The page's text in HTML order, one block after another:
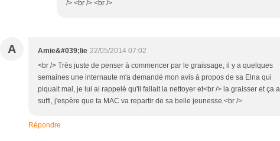
/> <br /> <br />
A Amie&#039;lie 22/05/2014 07:02
<br /> Très juste de penser à commencer par le graissage, il y a quelques
semaines une internaute m'a demandé mon avis à propos de sa Elna qui
piquait mal, je lui ai rappelé qu'il fallait la nettoyer et<br /> la graisser et ça a
suffi, j'espère que ta MAC va repartir de sa belle jeunesse.<br />
Répondre